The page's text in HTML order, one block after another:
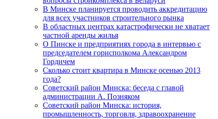
В Минске планируется проводить аккредитацию
для всех участников строительного рынка
В областных центрах катастрофически не хватает
частной аренды жилья
О Пинске и предприятиях города в интервью с
председателем горисполкома Александром
Гордичем
Сколько стоит квартира в Минске осенью 2013
года?
Советский район Минска: беседа с главой
администрации А. Позняком
Советский район Минска: история,
промышленность, торговля, здравоохранение